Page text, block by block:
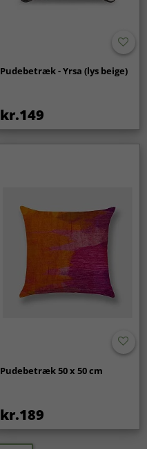
Pudebetræk - Yrsa (lys beige)
kr.149
Pudebetræk 50 x 50 cm
kr.189